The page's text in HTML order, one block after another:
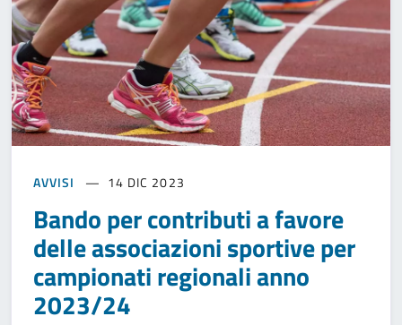
AVVISI 14 DIC 2023
Bando per contributi a favore
delle associazioni sportive per
campionati regionali anno
2023/24